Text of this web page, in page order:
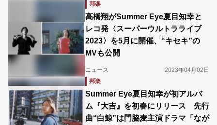
邦楽
高橋翔がSummer Eye夏目知幸と
レコ発〈スーパーウルトラライブ
2023〉を5月に開催、“キセキ”の
MVも公開
ニュース
2023年04月02日
邦楽
Summer Eye夏目知幸が初アルバ
ム『大吉』を初春にリリース 先行
曲“白鯨”は門脇麦主演ドラマ「なが